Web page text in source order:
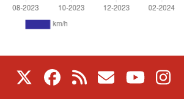
Facebook
RSS CorreoYoutube